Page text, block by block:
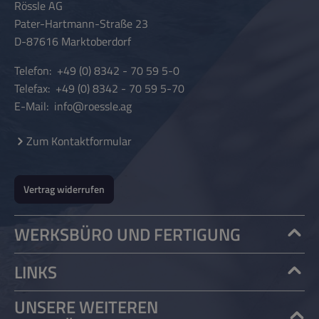
Rössle AG
Pater-Hartmann-Straße 23
D-87616 Marktoberdorf
Telefon: +49 (0) 8342 - 70 59 5-0
Telefax: +49 (0) 8342 - 70 59 5-70
E-Mail: info@roessle.ag
Zum Kontaktformular
Vertrag widerrufen
WERKSBÜRO UND FERTIGUNG
LINKS
UNSERE WEITEREN